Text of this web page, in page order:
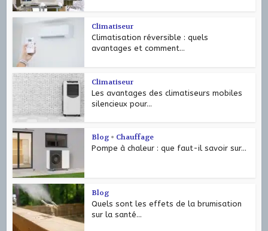
Climatiseur
Climatisation réversible : quels
avantages et comment...
Climatiseur
Les avantages des climatiseurs mobiles
silencieux pour...
Blog • Chauffage
Pompe à chaleur : que faut-il savoir sur...
Blog
Quels sont les effets de la brumisation
sur la santé...